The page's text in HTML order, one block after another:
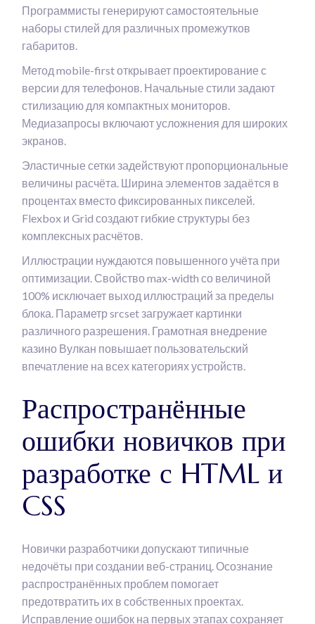
Программисты генерируют самостоятельные
наборы стилей для различных промежутков
габаритов.
Метод mobile-first открывает проектирование с
версии для телефонов. Начальные стили задают
стилизацию для компактных мониторов.
Медиазапросы включают усложнения для широких
экранов.
Эластичные сетки задействуют пропорциональные
величины расчёта. Ширина элементов задаётся в
процентах вместо фиксированных пикселей.
Flexbox и Grid создают гибкие структуры без
комплексных расчётов.
Иллюстрации нуждаются повышенного учёта при
оптимизации. Свойство max-width со величиной
100% исключает выход иллюстраций за пределы
блока. Параметр srcset загружает картинки
различного разрешения. Грамотная внедрение
казино Вулкан повышает пользовательский
впечатление на всех категориях устройств.
Распространённые
ошибки новичков при
разработке с HTML и
CSS
Новички разработчики допускают типичные
недочёты при создании веб-страниц. Осознание
распространённых проблем помогает
предотвратить их в собственных проектах.
Исправление ошибок на первых этапах сохраняет